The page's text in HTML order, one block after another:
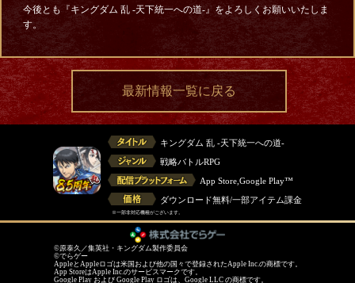
今後とも『キングダム 乱 -天下統一への道-』をよろしくお願いいたしま
す。
最新情報一覧に戻る
キングダム 乱 -天下統一への道-
戦略バトルRPG
App Store,Google Play™
ダウンロード無料/一部アイテム課金
※一部非対応機種がございます。
©原泰久／集英社・キングダム製作委員会
©でらゲー
AppleとAppleロゴは米国および他の国々で登録されたApple Inc.の商標です。
App StoreはApple Inc.のサービスマークです。
Google Play および Google Play ロゴは、Google LLC の商標です。